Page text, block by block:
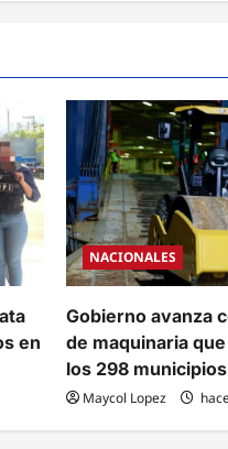
en
NACIONALES
Gobierno avanza
de maquinaria
los 298
Maycol Lopez